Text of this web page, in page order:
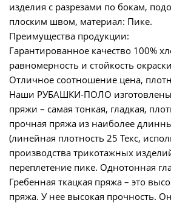
изделия с разрезами по бокам,
плоским швом, материал: Пике.
Преимущества продукции:
Гарантированное качество 100%
равномерность и стойкость
Отличное соотношение цена,
Наши РУБАШКИ-ПОЛО изготовлены
пряжи – самая тонкая, гладкая,
прочная пряжа из наиболее
(линейная плотность 25 Текс,
производства трикотажных
переплетение пике. Однотонная
Гребенная ткацкая пряжа – это
пряжа. У нее высокая прочность.